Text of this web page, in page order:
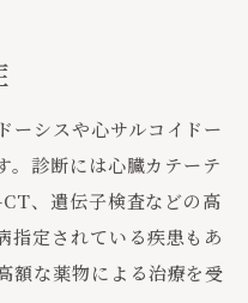
ーシスや心サルコイドー
診断には心臓カテーテ
、遺伝子検査などの高
指定されている疾患もあ
額な薬物による治療を受